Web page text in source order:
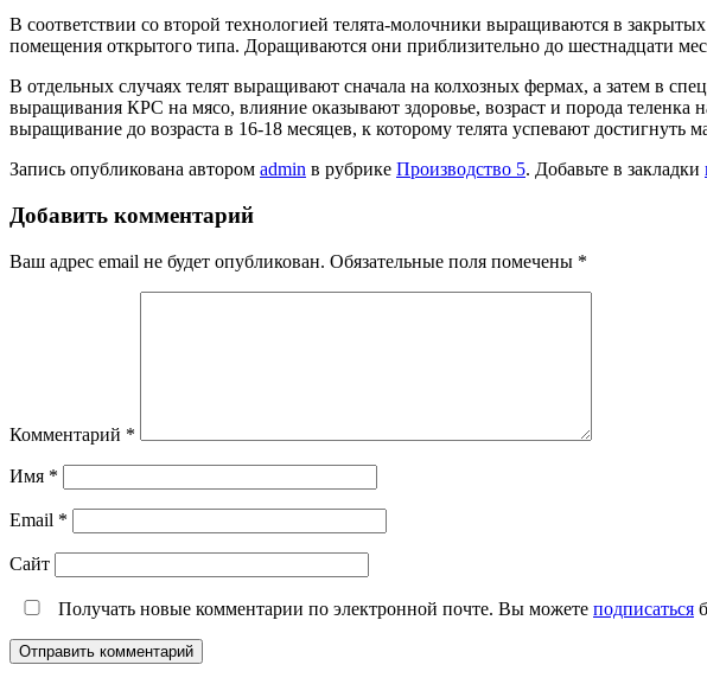
В соответствии со второй технологией телята-молочники выращиваются в
помещения открытого типа. Доращиваются они приблизительно до шестнадцати
В отдельных случаях телят выращивают сначала на колхозных фермах, а затем в
выращивания КРС на мясо, влияние оказывают здоровье, возраст и порода
выращивание до возраста в 16-18 месяцев, к которому телята успевают достигнуть
Запись опубликована автором admin в рубрике Производство 5. Добавьте в закладки
Добавить комментарий
Ваш адрес email не будет опубликован. Обязательные поля помечены *
Комментарий *
Имя *
Email *
Сайт
Получать новые комментарии по электронной почте. Вы можете подписаться